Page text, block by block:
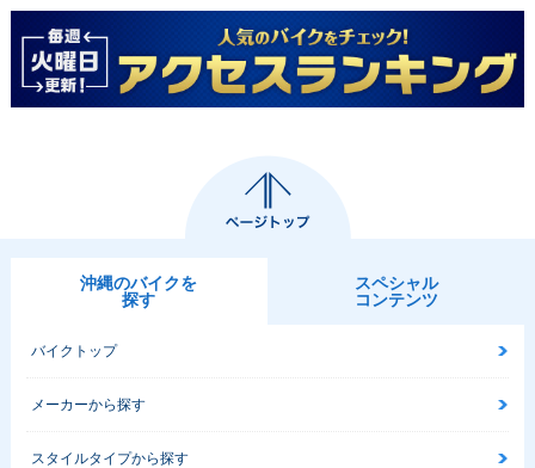
沖縄のバイクを
探す
スペシャル
コンテンツ
バイクトップ
メーカーから探す
スタイルタイプから探す